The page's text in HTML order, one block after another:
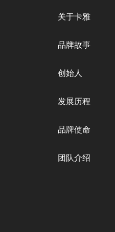
关于卡雅
品牌故事
创始人
发展历程
品牌使命
团队介绍